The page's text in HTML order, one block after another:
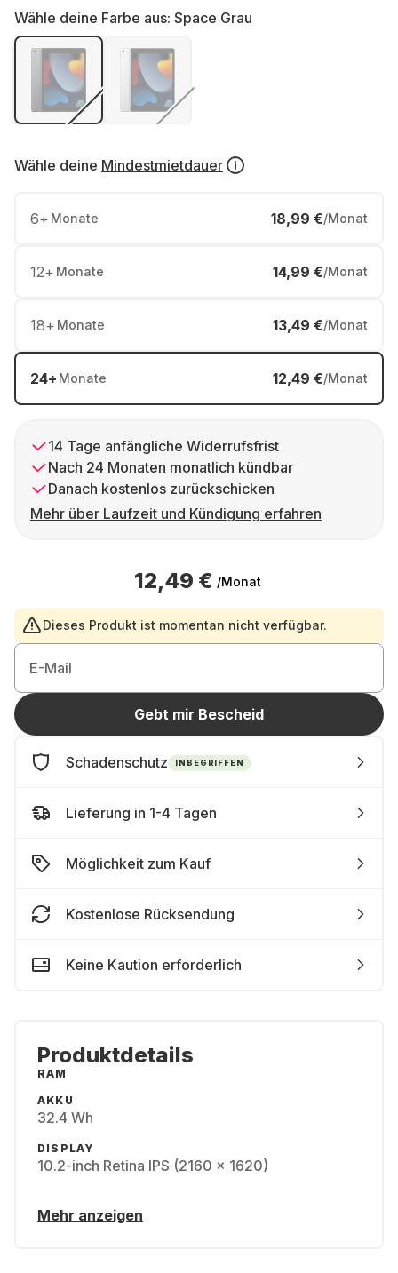
Wähle deine Farbe aus: Space Grau
Wähle deine Mindestmietdauer
6+ Monate 18,99 €/Monat
12+ Monate 14,99 €/Monat
18+ Monate 13,49 €/Monat
24+ Monate 12,49 €/Monat
14 Tage anfängliche Widerrufsfrist
Nach 24 Monaten monatlich kündbar
Danach kostenlos zurückschicken
Mehr über Laufzeit und Kündigung erfahren
12,49 € /Monat
Dieses Produkt ist momentan nicht verfügbar.
E-Mail
Gebt mir Bescheid
Schadenschutz INBEGRIFFEN
Lieferung in 1-4 Tagen
Möglichkeit zum Kauf
Kostenlose Rücksendung
Keine Kaution erforderlich
Produktdetails
RAM
AKKU
32.4 Wh
DISPLAY
10.2-inch Retina IPS (2160 x 1620)
Mehr anzeigen